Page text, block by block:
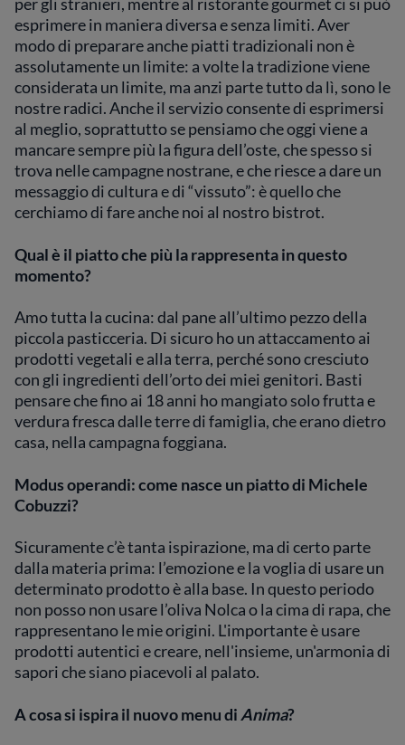
esprimere in maniera diversa e senza limiti. Aver
modo di preparare anche piatti tradizionali non è
assolutamente un limite: a volte la tradizione viene
considerata un limite, ma anzi parte tutto da lì, sono le
nostre radici. Anche il servizio consente di esprimersi
al meglio, soprattutto se pensiamo che oggi viene a
mancare sempre più la figura dell’oste, che spesso si
trova nelle campagne nostrane, e che riesce a dare un
messaggio di cultura e di “vissuto”: è quello che
cerchiamo di fare anche noi al nostro bistrot.
Qual è il piatto che più la rappresenta in questo
momento?
Amo tutta la cucina: dal pane all’ultimo pezzo della
piccola pasticceria. Di sicuro ho un attaccamento ai
prodotti vegetali e alla terra, perché sono cresciuto
con gli ingredienti dell’orto dei miei genitori. Basti
pensare che fino ai 18 anni ho mangiato solo frutta e
verdura fresca dalle terre di famiglia, che erano dietro
casa, nella campagna foggiana.
Modus operandi: come nasce un piatto di Michele
Cobuzzi?
Sicuramente c’è tanta ispirazione, ma di certo parte
dalla materia prima: l’emozione e la voglia di usare un
determinato prodotto è alla base. In questo periodo
non posso non usare l’oliva Nolca o la cima di rapa, che
rappresentano le mie origini. L'importante è usare
prodotti autentici e creare, nell'insieme, un'armonia di
sapori che siano piacevoli al palato.
A cosa si ispira il nuovo menu di Anima?